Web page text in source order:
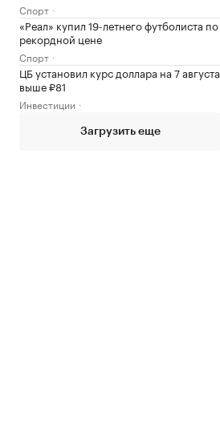
Спорт
«Реал» купил 19-летнего футболиста по
рекордной цене
Спорт
ЦБ установил курс доллара на 7 августа
выше ₽81
Инвестиции
Загрузить еще